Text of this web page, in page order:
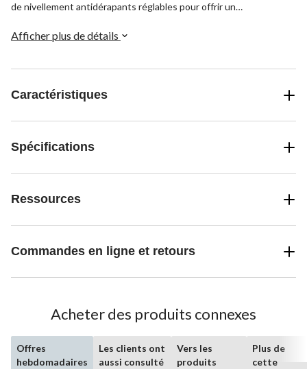
de nivellement antidérapants réglables pour offrir un
rigide en acier qui offre une plateforme solide et sûre lorsque vous
de rangement multifonctions et tous les accessoires de montage
nécessaires sur le dessus du banc.
Afficher plus de détails
Caractéristiques
Spécifications
Ressources
Commandes en ligne et retours
Acheter des produits connexes
Offres
hebdomadaires
Les clients ont
aussi consulté
Vers les
produits
Plus de
cette